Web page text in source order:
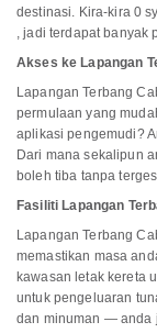
destinasi. Kira-kira 0
, jadi terdapat banyak
Akses ke Lapangan
Lapangan Terbang
permulaan yang
aplikasi pengemudi?
Dari mana sekalipun
boleh tiba tanpa
Fasiliti Lapangan
Lapangan Terbang
memastikan masa
kawasan letak kereta
untuk pengeluaran
dan minuman — anda